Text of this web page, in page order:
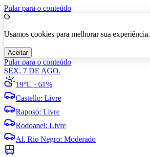
Pular para o conteúdo
Usamos cookies para melhorar sua experiência.
Aceitar
Pular para o conteúdo
SEX, 7 DE AGO.
19°C · 61%
Castello: Livre
Raposo: Livre
Rodoanel: Livre
Al. Rio Negro: Moderado